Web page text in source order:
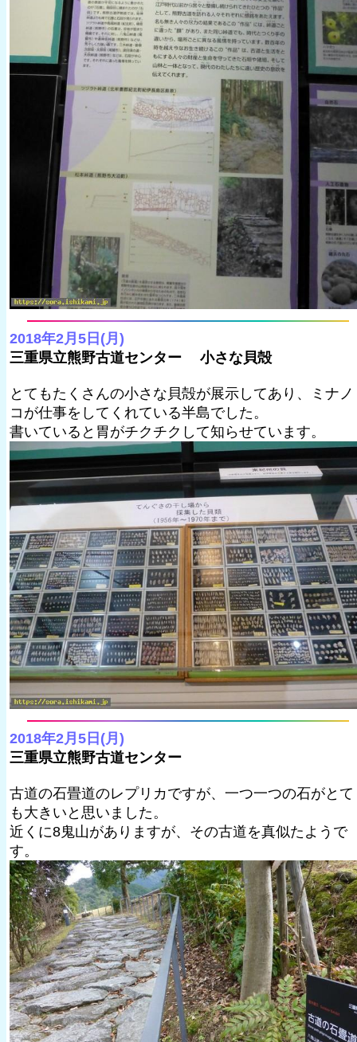
2018年2月5日(月)
三重県立熊野古道センター 小さな貝殻
とてもたくさんの小さな貝殻が展示してあり、ミナノ
コが仕事をしてくれている半島でした。
書いていると胃がチクチクして知らせています。
2018年2月5日(月)
三重県立熊野古道センター
古道の石畳道のレプリカですが、一つ一つの石がとて
も大きいと思いました。
近くに8鬼山がありますが、その古道を真似たようで
す。